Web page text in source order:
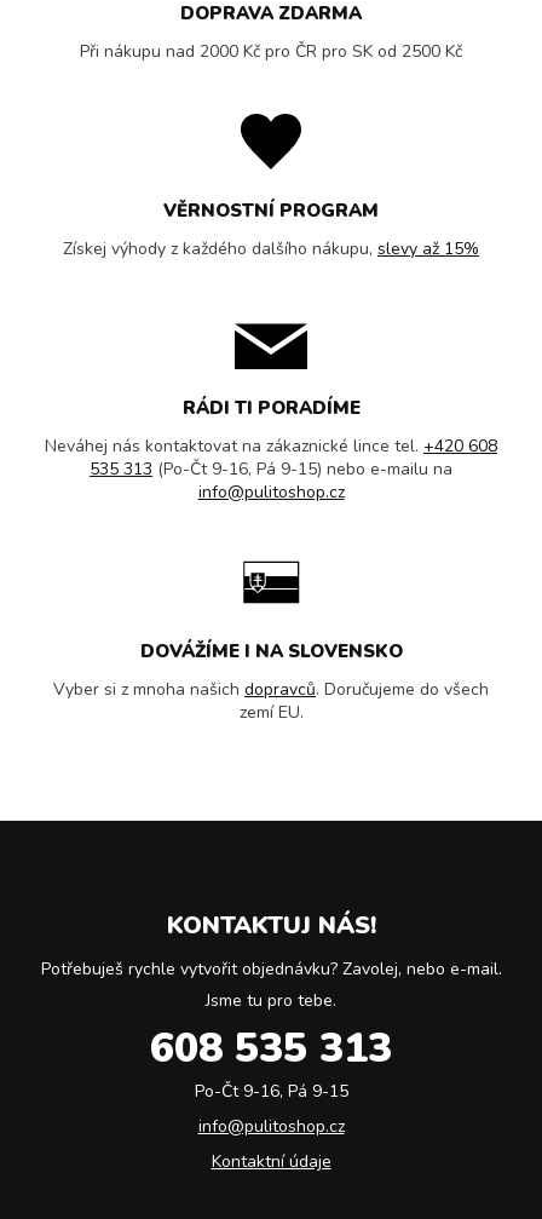
DOPRAVA ZDARMA
Při nákupu nad 2000 Kč pro ČR pro SK od 2500 Kč
VĚRNOSTNÍ PROGRAM
Získej výhody z každého dalšího nákupu, slevy až 15%
RÁDI TI PORADÍME
Neváhej nás kontaktovat na zákaznické lince tel. +420 608
535 313 (Po-Čt 9-16, Pá 9-15) nebo e-mailu na
info@pulitoshop.cz
DOVÁŽÍME I NA SLOVENSKO
Vyber si z mnoha našich dopravců. Doručujeme do všech
zemí EU.
KONTAKTUJ NÁS!
Potřebuješ rychle vytvořit objednávku? Zavolej, nebo e-mail.
Jsme tu pro tebe.
608 535 313
Po-Čt 9-16, Pá 9-15
info@pulitoshop.cz
Kontaktní údaje